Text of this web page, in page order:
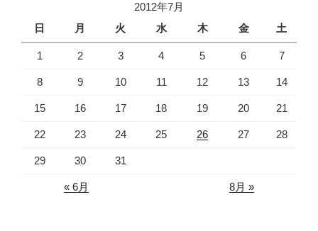
2012年7月
日
月 火 水 木 金 土
1 2 3 4 5 6 7
8 9 10 11 12 13 14
15 16 17 18 19 20 21
22 23 24 25 26 27 28
29 30 31
« 6月 8月 »